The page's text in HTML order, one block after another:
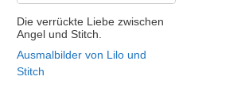
Die verrückte Liebe zwischen
Angel und Stitch.
Ausmalbilder von Lilo und
Stitch